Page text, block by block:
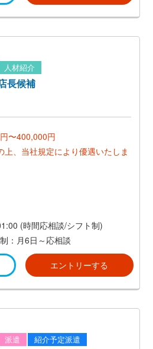
人材紹介
長候補
〜400,000円
上、当社規定により優遇いたしま
じて支給）
じて昇給）
(時間応相談/シフト制)
：月6日～応相談
エントリーする
派遣
紹介予定派遣